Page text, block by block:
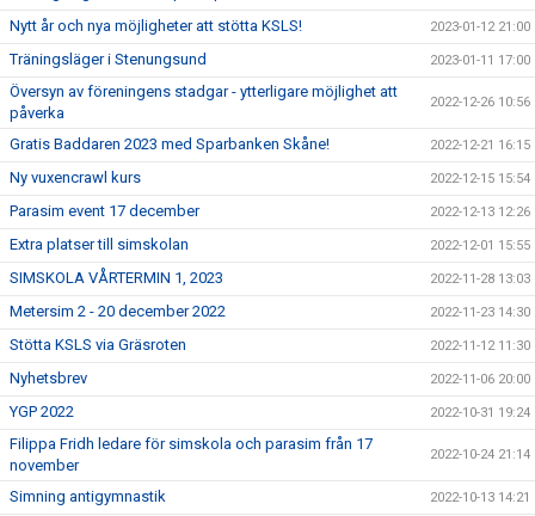
Nytt år och nya möjligheter att stötta KSLS! 2023-01-12 21:00
Träningsläger i Stenungsund 2023-01-11 17:00
Översyn av föreningens stadgar - ytterligare möjlighet att
påverka
2022-12-26 10:56
Gratis Baddaren 2023 med Sparbanken Skåne! 2022-12-21 16:15
Ny vuxencrawl kurs 2022-12-15 15:54
Parasim event 17 december 2022-12-13 12:26
Extra platser till simskolan 2022-12-01 15:55
SIMSKOLA VÅRTERMIN 1, 2023 2022-11-28 13:03
Metersim 2 - 20 december 2022 2022-11-23 14:30
Stötta KSLS via Gräsroten 2022-11-12 11:30
Nyhetsbrev 2022-11-06 20:00
YGP 2022 2022-10-31 19:24
Filippa Fridh ledare för simskola och parasim från 17
november
2022-10-24 21:14
Simning antigymnastik 2022-10-13 14:21